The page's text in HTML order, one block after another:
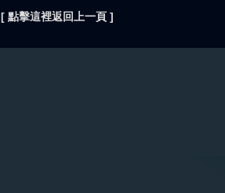
[ 點擊這裡返回上一頁 ]